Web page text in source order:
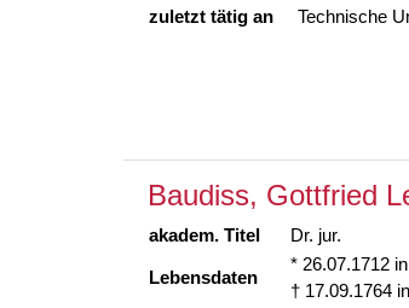
zuletzt tätig an
Technische
Baudiss, Gottfried
akadem. Titel Dr. jur.
Lebensdaten
* 26.07.1712
† 17.09.1764